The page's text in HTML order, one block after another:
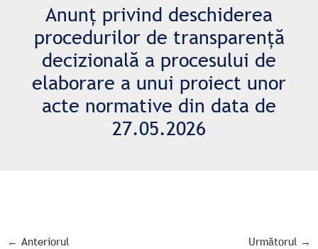
Anunț privind deschiderea
procedurilor de transparență
decizională a procesului de
elaborare a unui proiect unor
acte normative din data de
27.05.2026
← Anteriorul Următorul →